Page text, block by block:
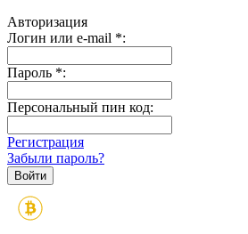
Авторизация
Логин или e-mail *:
Пароль *:
Персональный пин код:
Регистрация
Забыли пароль?